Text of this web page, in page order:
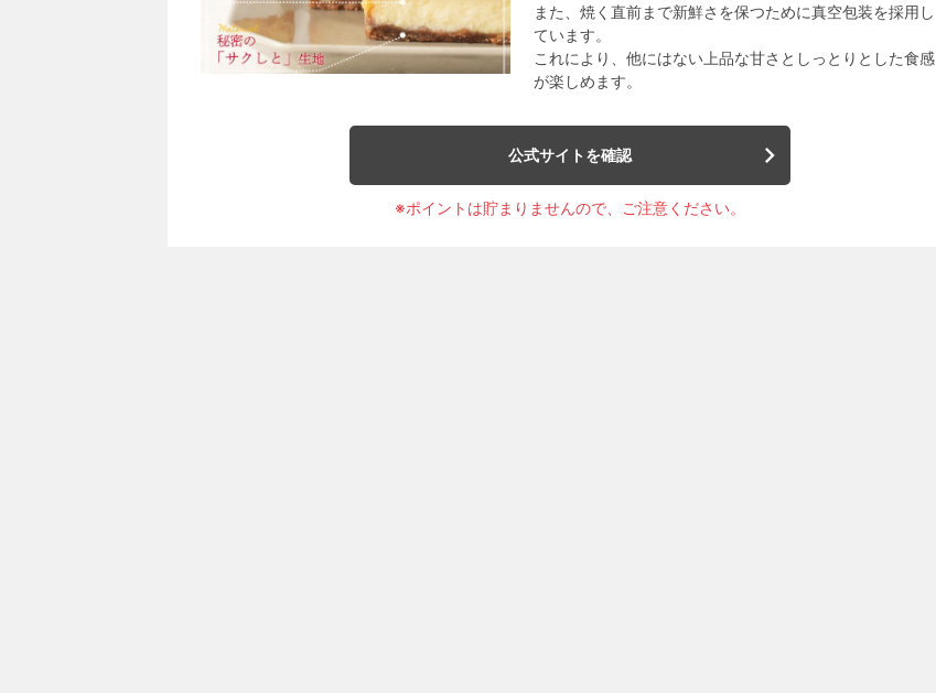
また、焼く直前まで新鮮さを保つために真空包装を採用し
ています。
これにより、他にはない上品な甘さとしっとりとした食感
が楽しめます。
公式サイトを確認
※ポイントは貯まりませんので、ご注意ください。